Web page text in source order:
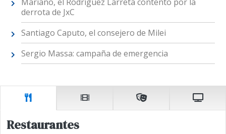
Mariano, el Rodríguez Larreta contento por la
derrota de JxC
Santiago Caputo, el consejero de Milei
Sergio Massa: campaña de emergencia
Restaurantes